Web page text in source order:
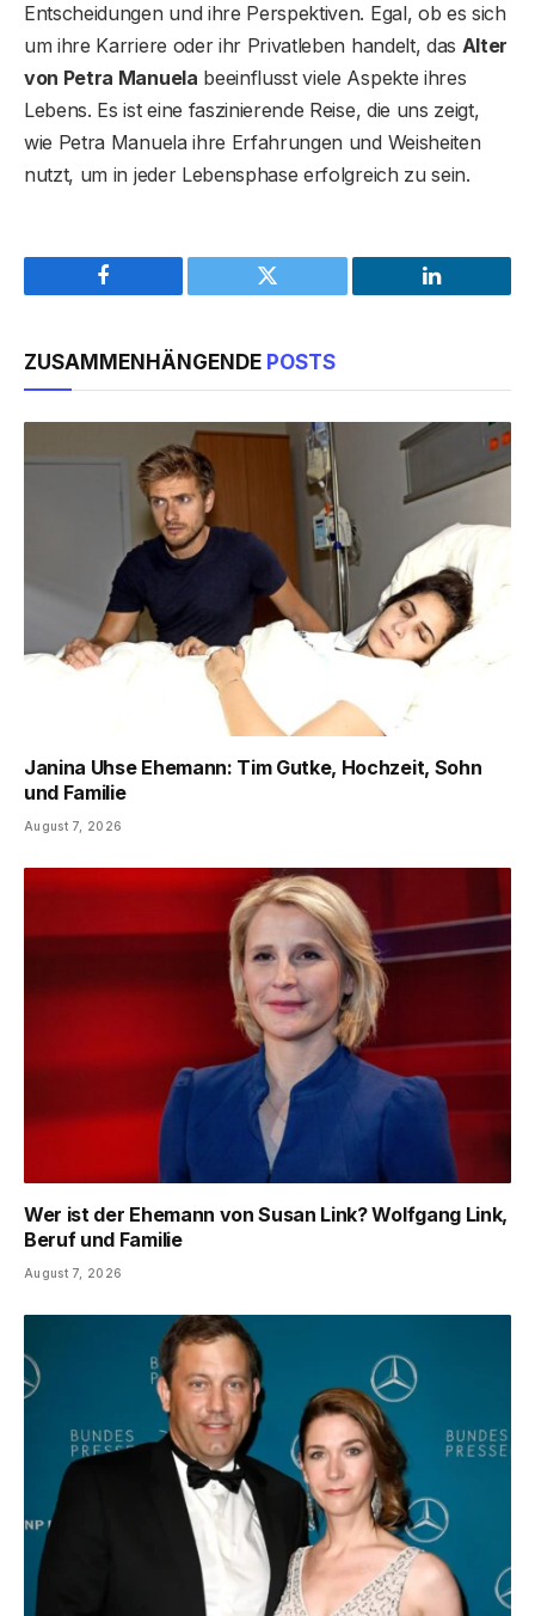
Entscheidungen und ihre Perspektiven. Egal, ob es sich
um ihre Karriere oder ihr Privatleben handelt, das Alter
von Petra Manuela beeinflusst viele Aspekte ihres
Lebens. Es ist eine faszinierende Reise, die uns zeigt,
wie Petra Manuela ihre Erfahrungen und Weisheiten
nutzt, um in jeder Lebensphase erfolgreich zu sein.
Facebook Twitter LinkedIn
ZUSAMMENHÄNGENDE POSTS
Janina Uhse Ehemann: Tim Gutke, Hochzeit, Sohn
und Familie
August 7, 2026
Wer ist der Ehemann von Susan Link? Wolfgang Link,
Beruf und Familie
August 7, 2026